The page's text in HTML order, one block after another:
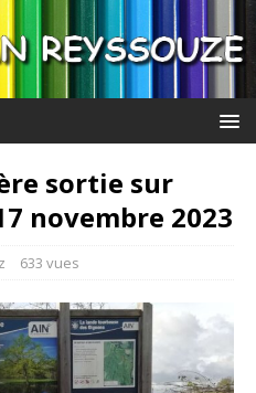
sortie sur
novembre 2023
633 vues